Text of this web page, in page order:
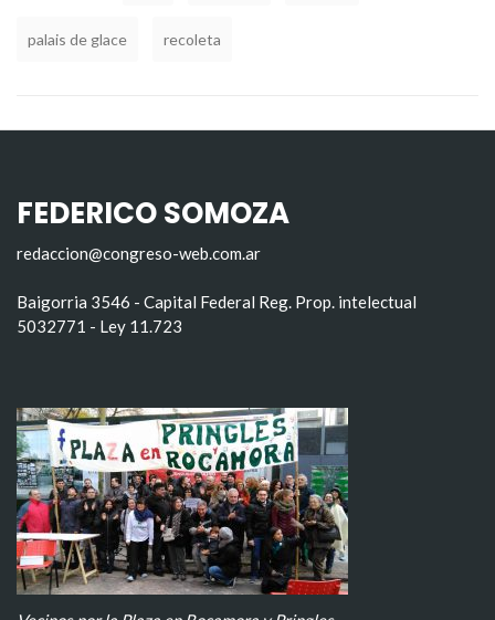
palais de glace recoleta
FEDERICO SOMOZA
redaccion@congreso-web.com.ar
Baigorria 3546 - Capital Federal Reg. Prop. intelectual
5032771 - Ley 11.723